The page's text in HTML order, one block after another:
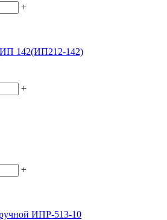
+
142(ИП212-142)
+
+
ИПР-513-10